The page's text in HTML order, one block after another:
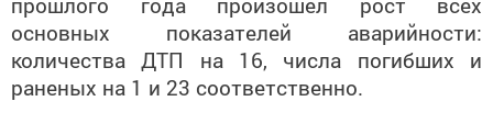
основных показателей аварийности:
количества ДТП на 16, числа погибших и
раненых на 1 и 23 соответственно.